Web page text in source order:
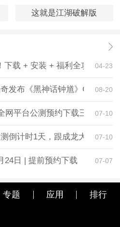
这就是江湖破解版
下载 + 安装 + 福利全攻略，一
04-23
发布《黑神话钟馗》CG！预
08-20
网平台公测预约下载三端同步
07-10
倒计时1天，跟成龙大哥一起
07-10
24日 | 提前预约下载 07-07
专题 应用 排行